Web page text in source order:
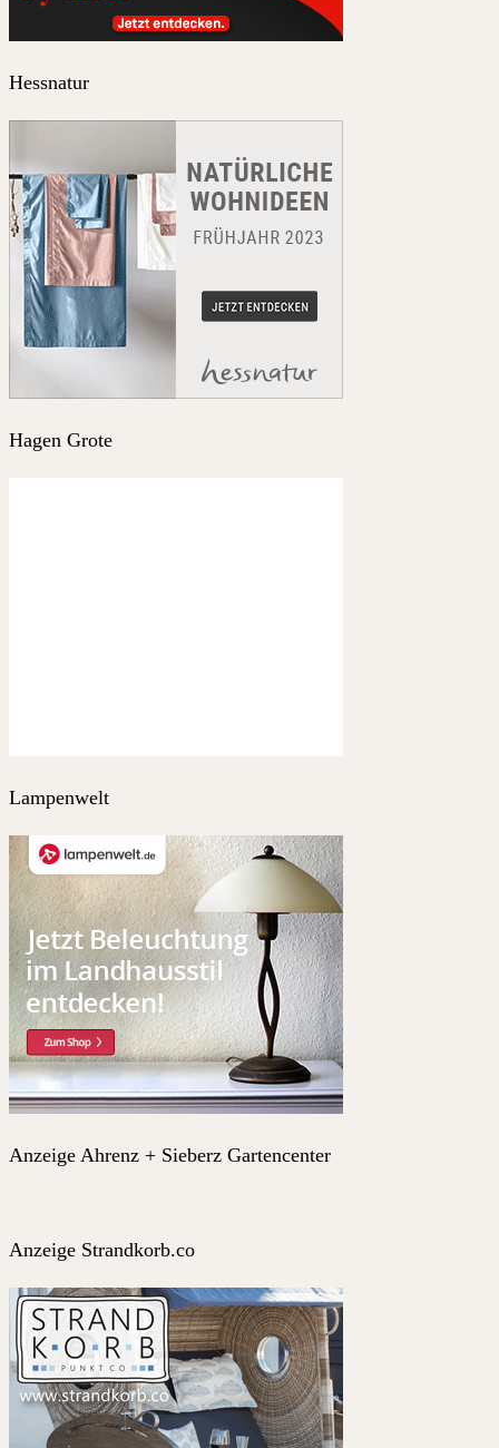
Hessnatur
Hagen Grote
Lampenwelt
Anzeige Ahrenz + Sieberz Gartencenter
Anzeige Strandkorb.co